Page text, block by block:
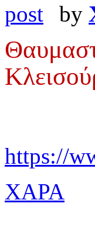
by
https://
XAPA